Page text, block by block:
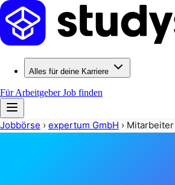
Alles für deine Karriere
Für ArbeitgeberJob finden
Jobbörse › expertum GmbH ›